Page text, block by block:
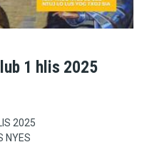
1 hlis 2025
2025
NYES